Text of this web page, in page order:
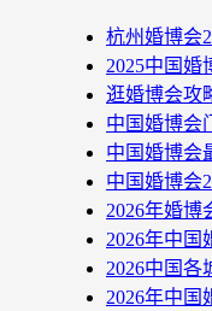
杭州婚博会
2025中国婚
逛婚博会攻
中国婚博会
中国婚博会
中国婚博会
2026年婚博
2026年中国
2026中国
2026年中国